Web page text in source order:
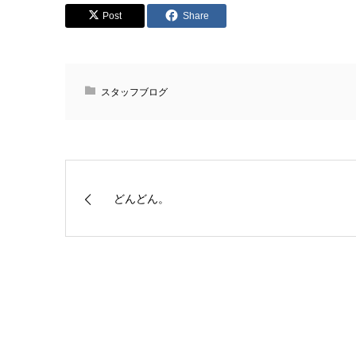
Post Share
スタッフブログ
どんどん。